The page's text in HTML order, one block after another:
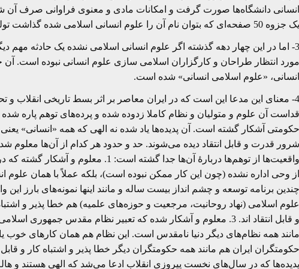
انسانی دانشگاه‌ها صورت گرفت و امکانات مادی و معنوی فراوانی صرف آن
یک جزوه 50 صفحه‌ای که بتوان نام آن را علوم انسانی اسلامی شده گذاشت تولید نشده است، چون این کار ممکن نبوده است.
3- اما در این چهار دهه گذشته اگر علوم انسانی اسلامی نشده یک حادثه مهم
مورد انتظار طراحان و کارگزاران اسلامی سازی علوم انسانی نبوده است.
انسانی، «علوم اسلامی انسانی» شده است.
4- معنای این مدعا این است که در ایران معاصر بر اثر بسط تاریخی انقلاب و
قداست آن علوم و متولیان و نظام کاملا زدوده شده و پرده‌های توهم پاره
حکومتی آشکار گشته است. آن پدیده‌ها یاد شده نه الهی که همه «انسانی»
شرور قدرت و قابل انتقاد دیده می‌شوند. حد و حدود هر کدام از آن‌ها معلوم
واقعیت‌ها از توهم‌ها دربارۀ آن‌ها جدا
از وحی اداره نشده (چون این کار ممکن نبوده است)، بلکه عملاً با همان علوم
علوم اسلامی (نهاد روحانیت، مرجعیت و حوزه‌های علمیه) هم خطا پذیر و
و قابل انتقاد اند. 3. معلوم و آشکار شده که تعبیر نظام مقدس
مانند همه نظام‌های دیگر دنیا نامقدس است. این نظام هم همان کارهای خوب
حکومتگران ایران هم مانند همه حکومتگران دیگر خطا پذیر و اشتباه کار و
پدیده‌ها که در سال‌های نخست پیروزی انقلاب ادعا می‌شد که الهی هستند و